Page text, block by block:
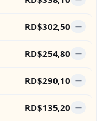
RD$302,50 —
RD$254,80 —
RD$290,10 —
RD$135,20 —